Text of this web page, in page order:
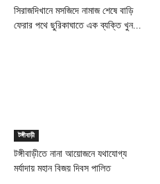
সিরাজদিখানে মসজিদে নামাজ শেষে বাড়ি
ফেরার পথে ছুরিকাঘাতে এক ব্যক্তি খুন...
টঙ্গীবাড়ী
টঙ্গীবাড়ীতে নানা আয়োজনে যথাযোগ্য
মর্যাদায় মহান বিজয় দিবস পালিত